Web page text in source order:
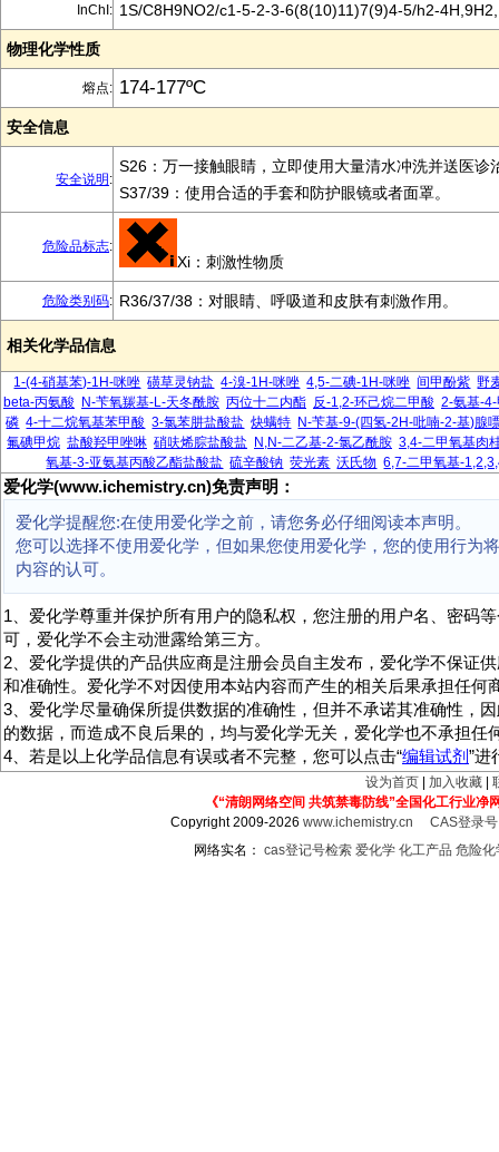
InChI: 1S/C8H9NO2/c1-5-2-3-6(8(10)11)7(9)4-5/h2-
物理化学性质
熔点: 174-177ºC
安全信息
安全说明 :
S26：万一接触眼睛，立即使用大量清水冲洗并送医诊
S37/39：使用合适的手套和防护眼镜或者面罩。
危险品标志:
Xi：刺激性物质
危险类别码: R36/37/38：对眼睛、呼吸道和皮肤有刺激作用。
相关化学品信息
1-(4-硝基苯)-1H-咪唑 磺草灵钠盐 4-溴-1H-咪唑 4,5-二碘-1H-咪唑 间甲酚紫 野
beta-丙氨酸
N-苄氧羰基-L-天冬酰胺 丙位十二内酯 反-1,2-环己烷二甲酸 2-氨基-
磷 4-十二烷氧基苯甲酸 3-氯苯肼盐酸盐 炔螨特 N-苄基-9-(四氢-2H-吡喃-2-基)腺
氟碘甲烷 盐酸羟甲唑啉 硝呋烯腙盐酸盐 N,N-二乙基-2-氯乙酰胺 3,4-二甲氧基肉
氧基-3-亚氨基丙酸乙酯盐酸盐 硫辛酸钠 荧光素 沃氏物 6,7-二甲氧基-
爱化学(www.ichemistry.cn)免责声明：
爱化学提醒您:在使用爱化学之前，请您务必仔细阅读本声明。
您可以选择不使用爱化学，但如果您使用爱化学，您的使用行为
内容的认可。
1、爱化学尊重并保护所有用户的隐私权，您注册的用户名、密码
可，爱化学不会主动泄露给第三方。
2、爱化学提供的产品供应商是注册会员自主发布，爱化学不保证
和准确性。爱化学不对因使用本站内容而产生的相关后果承担任何
3、爱化学尽量确保所提供数据的准确性，但并不承诺其准确性，
的数据，而造成不良后果的，均与爱化学无关，爱化学也不承担任
4、若是以上化学品信息有误或者不完整，您可以点击“编辑试剂”进
设为首页 加入收藏
《“清朗网络空间 共筑禁毒防线”全国化工行业净
Copyright 2009-2026www.ichemistry.cn
CAS登录
网络实名： cas登记号检索 爱化学 化工产品 危险化